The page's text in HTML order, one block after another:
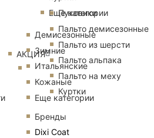
Еще категории
Демисезонные
Зимние
Итальянские
Кожаные
Еще категории
Бренды
Dixi Coat
АКЦИЯ
Пуховики
Пальто демисезонные
Пальто из шерсти
Пальто альпака
Пальто на меху
Куртки